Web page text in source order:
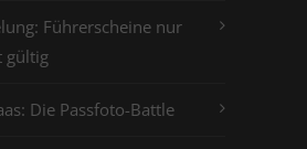
Führerscheine nur
gültig
Die Passfoto-Battle